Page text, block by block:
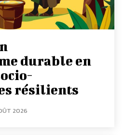
durable en
résilients
2026